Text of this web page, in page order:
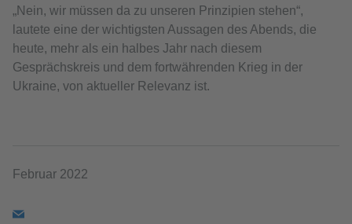
„Nein, wir müssen da zu unseren Prinzipien stehen“,
lautete eine der wichtigsten Aussagen des Abends, die
heute, mehr als ein halbes Jahr nach diesem
Gesprächskreis und dem fortwährenden Krieg in der
Ukraine, von aktueller Relevanz ist.
Februar 2022